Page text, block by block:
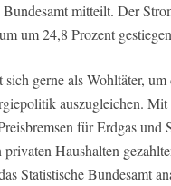
Bundesamt mitteilt. Der
um 24,8 Prozent
gerne als Wohltäter,
auszugleichen.
für Erdgas und
Haushalten
Statistische Bundesamt